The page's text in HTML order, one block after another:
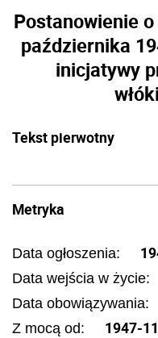
Postanowienie
października
inicjatywy
Tekst pierwotny
Metryka
Data ogłoszenia:
Data wejścia w życie:
Data obowiązywania:
Z mocą od: 1947-